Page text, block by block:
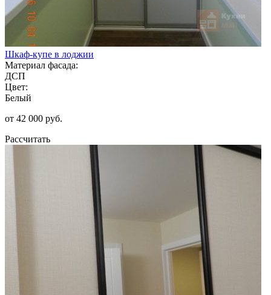
Шкаф-купе в лоджии
Материал фасада:
ДСП
Цвет:
Белый
от 42 000 руб.
Рассчитать